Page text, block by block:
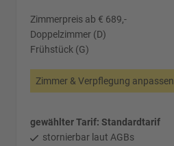
Zimmerpreis ab € 689,-
Doppelzimmer (D)
Frühstück (G)
Zimmer & Verpflegung anpassen
gewählter Tarif: Standardtarif
stornierbar laut AGBs